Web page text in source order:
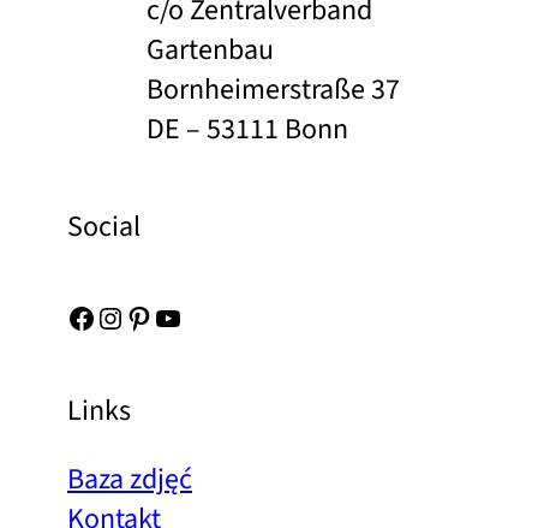
c/o Zentralverband
Gartenbau
Bornheimerstraße 37
DE – 53111 Bonn
Social
Facebook Instagram Pinterest YouTube
Links
Baza zdjęć
Kontakt